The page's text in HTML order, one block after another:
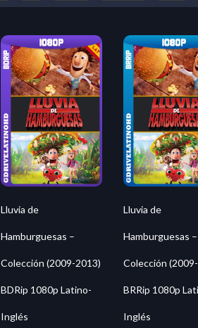
Lluvia de
Hamburguesas –
Colección (2009-2013)
BDRip 1080p Latino-
Inglés
Lluvia de
Hamburguesas –
Colección
BRRip 1080p
Inglés